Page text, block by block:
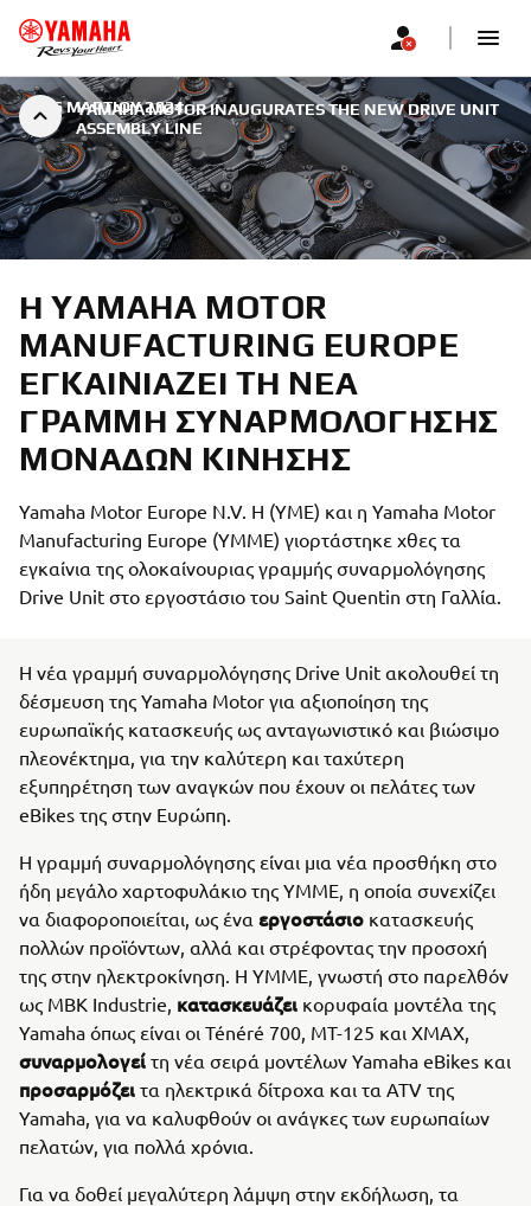
YAMAHA MOTOR INAUGURATES THE NEW DRIVE UNIT
ASSEMBLY LINE
26 ΜΑΡΤΊΟΥ 2024
Η YAMAHA MOTOR
MANUFACTURING EUROPE
ΕΓΚΑΙΝΙΆΖΕΙ ΤΗ ΝΈΑ
ΓΡΑΜΜΉ ΣΥΝΑΡΜΟΛΌΓΗΣΗΣ
ΜΟΝΆΔΩΝ ΚΊΝΗΣΗΣ
Yamaha Motor Europe N.V. Η (YME) και η Yamaha Motor
Manufacturing Europe (YMME) γιορτάστηκε χθες τα
εγκαίνια της ολοκαίνουριας γραμμής συναρμολόγησης
Drive Unit στο εργοστάσιο του Saint Quentin στη Γαλλία.
Η νέα γραμμή συναρμολόγησης Drive Unit ακολουθεί τη
δέσμευση της Yamaha Motor για αξιοποίηση της
ευρωπαϊκής κατασκευής ως ανταγωνιστικό και βιώσιμο
πλεονέκτημα, για την καλύτερη και ταχύτερη
εξυπηρέτηση των αναγκών που έχουν οι πελάτες των
eBikes της στην Ευρώπη.
Η γραμμή συναρμολόγησης είναι μια νέα προσθήκη στο
ήδη μεγάλο χαρτοφυλάκιο της ΥΜΜΕ, η οποία συνεχίζει
να διαφοροποιείται, ως ένα εργοστάσιο κατασκευής
πολλών προϊόντων, αλλά και στρέφοντας την προσοχή
της στην ηλεκτροκίνηση. Η YMME, γνωστή στο παρελθόν
ως MBK Industrie, κατασκευάζει κορυφαία μοντέλα της
Yamaha όπως είναι οι Ténéré 700, MT-125 και XMAX,
συναρμολογεί τη νέα σειρά μοντέλων Yamaha eBikes και
προσαρμόζει τα ηλεκτρικά δίτροχα και τα ATV της
Yamaha, για να καλυφθούν οι ανάγκες των ευρωπαίων
πελατών, για πολλά χρόνια.
Για να δοθεί μεγαλύτερη λάμψη στην εκδήλωση, τα